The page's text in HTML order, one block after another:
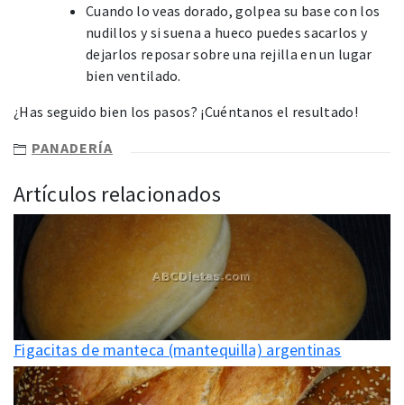
Cuando lo veas dorado, golpea su base con los
nudillos y si suena a hueco puedes sacarlos y
dejarlos reposar sobre una rejilla en un lugar
bien ventilado.
¿Has seguido bien los pasos? ¡Cuéntanos el resultado!
PANADERÍA
Artículos relacionados
Figacitas de manteca (mantequilla) argentinas